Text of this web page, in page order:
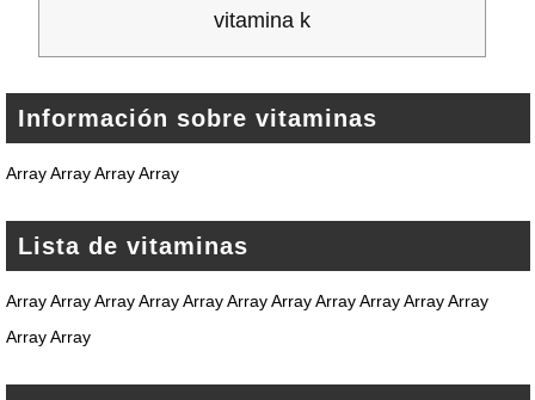
vitamina k
Información sobre vitaminas
Array Array Array Array
Lista de vitaminas
Array Array Array Array Array Array Array Array Array Array Array
Array Array